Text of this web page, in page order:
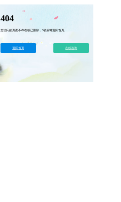
404
您访问的页面不存在或已删除，5秒后将返回首页。
返回首页 在线咨询